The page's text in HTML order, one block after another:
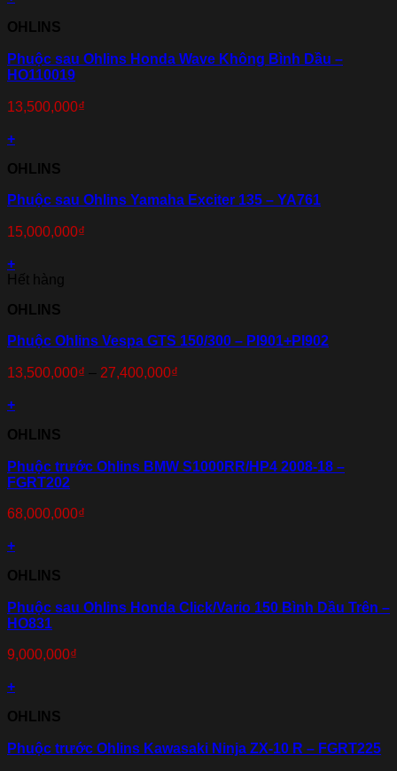
OHLINS
Phuộc sau Ohlins Honda Wave Không Bình Dầu –
HO110019
13,500,000₫
+
OHLINS
Phuộc sau Ohlins Yamaha Exciter 135 – YA761
15,000,000₫
+
Hết hàng
OHLINS
Phuộc Ohlins Vespa GTS 150/300 – PI901+PI902
13,500,000₫ – 27,400,000₫
+
OHLINS
Phuộc trước Ohlins BMW S1000RR/HP4 2008-18 –
FGRT202
68,000,000₫
+
OHLINS
Phuộc sau Ohlins Honda Click/Vario 150 Bình Dầu Trên –
HO831
9,000,000₫
+
OHLINS
Phuộc trước Ohlins Kawasaki Ninja ZX-10 R – FGRT225